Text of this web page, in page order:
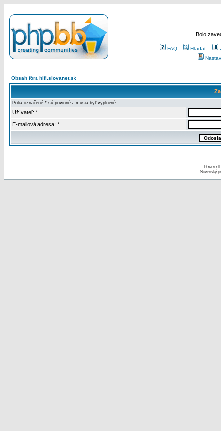
Bolo
FAQ Hľadať
Obsah fóra hifi.slovanet.sk
Polia označené * sú povinné a musia byť vyplnené.
Užívateľ: *
E-mailová adresa: *
Powered
Slovenský